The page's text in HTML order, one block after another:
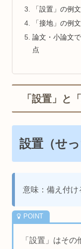
「設置」の例文
「接地」の例文
論文・小論文
点
「設置」と
設置（せっ
意味：備え付け
「設置」はそ